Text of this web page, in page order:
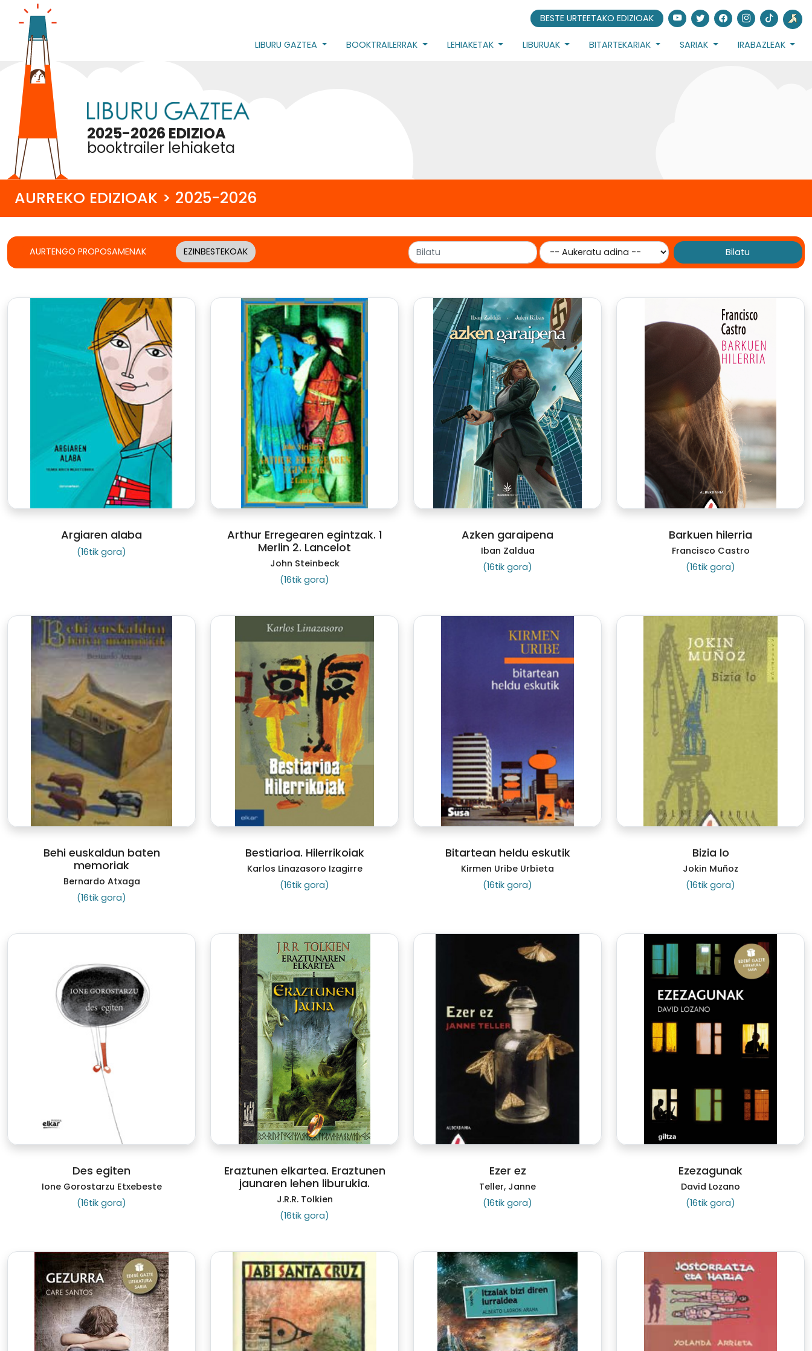
BESTE URTEETAKO EDIZIOAK
LIBURU GAZTEA BOOKTRAILERRAK LEHIAKETAK LIBURUAK BITARTEKARIAK SARIAK IRABAZLEAK
2025-2026 EDIZIOA
booktrailer lehiaketa
AURREKO EDIZIOAK > 2025-2026
AURTENGO PROPOSAMENAK EZINBESTEKOAK Bilatu
Argiaren alaba
(16tik gora)
Arthur Erregearen egintzak. 1
Merlin 2. Lancelot
John Steinbeck
(16tik gora)
Azken garaipena
Iban Zaldua
(16tik gora)
Barkuen hilerria
Francisco Castro
(16tik gora)
Behi euskaldun baten
memoriak
Bernardo Atxaga
(16tik gora)
Bestiarioa. Hilerrikoiak
Karlos Linazasoro Izagirre
(16tik gora)
Bitartean heldu eskutik
Kirmen Uribe Urbieta
(16tik gora)
Bizia lo
Jokin Muñoz
(16tik gora)
Des egiten
Ione Gorostarzu Etxebeste
(16tik gora)
Eraztunen elkartea. Eraztunen
jaunaren lehen liburukia.
J.R.R. Tolkien
(16tik gora)
Ezer ez
Teller, Janne
(16tik gora)
Ezezagunak
David Lozano
(16tik gora)